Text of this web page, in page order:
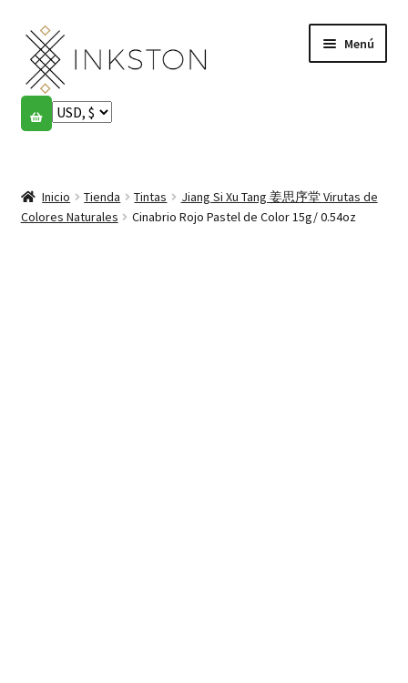
Ir
la
navegación
Ir
al
contenido
Menú
Tienda
menú
English
Inicio Tienda Tintas
Jiang Si Xu Tang 姜思序堂 Virutas de
Colores Naturales
Cinabrio Rojo Pastel de Color 15g/ 0.54oz